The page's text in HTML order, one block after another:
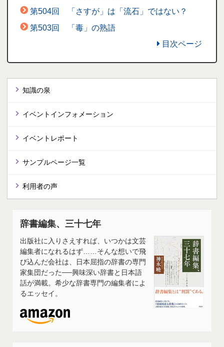
第504回 「さすが」は「流石」ではない？
第503回 「毒」の熟語
目次ページ
知識の泉
イベントインフォメーション
イベントレポート
サンプルページ一覧
利用者の声
辞書編集、三十七年
出版社に入りさえすれば、いつかは文芸
編集者になれるはず……そんな想いで飛
び込んだ会社は、日本屈指の辞書の専門
家集団だった──興味深い辞書と日本語
話が満載。希少な辞書専門の編集者によ
るエッセイ。